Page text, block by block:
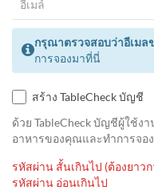
กรุณาตรวจสอบว่าอีเมล
การจองมาที่นี่
สร้าง TableCheck บัญชี
ด้วย TableCheck บัญชีผู้ใช้ง
อาหารของคุณและทำการจอ
รหัสผ่าน สั้นเกินไป (ต้องยาว
รหัสผ่าน อ่อนเกินไป